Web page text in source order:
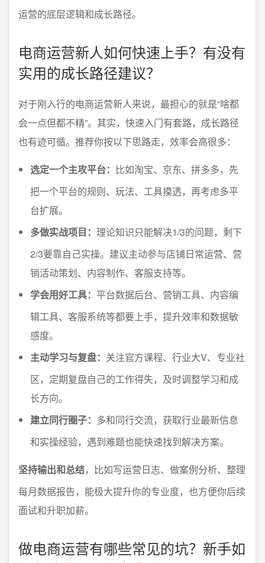
运营的底层逻辑和成长路径。
电商运营新人如何快速上手？有没有
实用的成长路径建议？
对于刚入行的电商运营新人来说，最担心的就是“啥都
会一点但都不精”。其实，快速入门有套路，成长路径
也有迹可循。推荐你按以下思路走，效率会高很多：
选定一个主攻平台： 比如淘宝、京东、拼多多，先
把一个平台的规则、玩法、工具摸透，再考虑多平
台扩展。
多做实战项目： 理论知识只能解决1/3的问题，剩下
2/3要靠自己实操。建议主动参与店铺日常运营、营
销活动策划、内容制作、客服支持等。
学会用好工具： 平台数据后台、营销工具、内容编
辑工具、客服系统等都要上手，提升效率和数据敏
感度。
主动学习与复盘： 关注官方课程、行业大V、专业社
区，定期复盘自己的工作得失，及时调整学习和成
长方向。
建立同行圈子： 多和同行交流，获取行业最新信息
和实操经验，遇到难题也能快速找到解决方案。
坚持输出和总结，比如写运营日志、做案例分析、整理
每月数据报告，能极大提升你的专业度，也方便你后续
面试和升职加薪。
做电商运营有哪些常见的坑？新手如